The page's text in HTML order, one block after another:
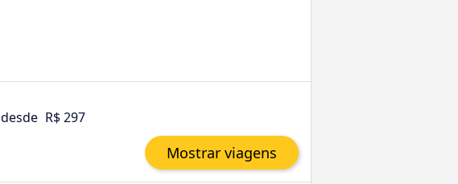
desde R$ 297
Mostrar viagens